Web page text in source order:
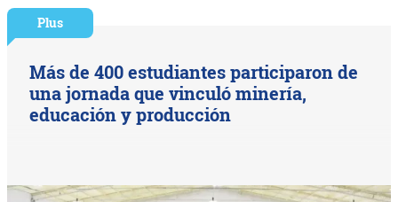
Plus
Más de 400 estudiantes participaron de
una jornada que vinculó minería,
educación y producción